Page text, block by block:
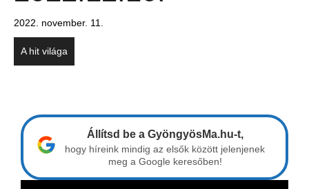
2022. november. 11.
A hit világa
Állítsd be a GyöngyösMa.hu-t,
hogy híreink mindig az elsők között jelenjenek
meg a Google keresőben!